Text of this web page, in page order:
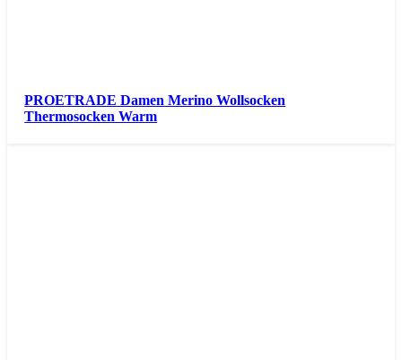
PROETRADE Damen Merino Wollsocken
Thermosocken Warm